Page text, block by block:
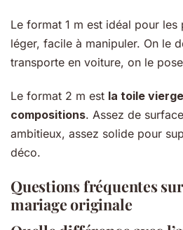
Le format 1 m est idéal pour les
léger, facile à manipuler. On le
transporte en voiture, on le
Le format 2 m est la toile
compositions. Assez de
ambitieux, assez solide pour
déco.
Questions fréquentes sur
mariage originale